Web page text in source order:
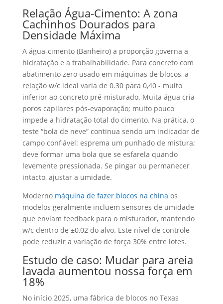
Relação Água-Cimento: A zona
Cachinhos Dourados para
Densidade Máxima
A água-cimento (Banheiro) a proporção governa a
hidratação e a trabalhabilidade. Para concreto com
abatimento zero usado em máquinas de blocos, a
relação w/c ideal varia de 0.30 para 0,40 - muito
inferior ao concreto pré-misturado. Muita água cria
poros capilares pós-evaporação; muito pouco
impede a hidratação total do cimento. Na prática, o
teste “bola de neve” continua sendo um indicador de
campo confiável: esprema um punhado de mistura;
deve formar uma bola que se esfarela quando
levemente pressionada. Se pingar ou permanecer
intacto, ajustar a umidade.
Moderno máquina de fazer blocos na china os
modelos geralmente incluem sensores de umidade
que enviam feedback para o misturador, mantendo
w/c dentro de ±0,02 do alvo. Este nível de controle
pode reduzir a variação de força 30% entre lotes.
Estudo de caso: Mudar para areia
lavada aumentou nossa força em
18%
No início 2025, uma fábrica de blocos no Texas